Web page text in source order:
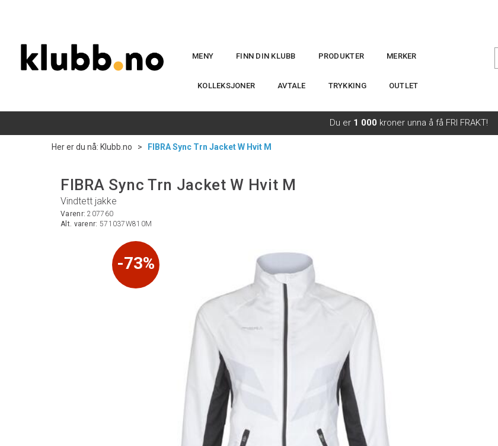
MENY FINN DIN KLUBB PRODUKTER MERKER
KOLLEKSJONER AVTALE TRYKKING OUTLET
Du er 1 000 kroner unna å få FRI FRAKT!
Her er du nå: Klubb.no > FIBRA Sync Trn Jacket W Hvit M
FIBRA Sync Trn Jacket W Hvit M
Vindtett jakke
Varenr:207760
Alt. varenr: 571037W810M
73%